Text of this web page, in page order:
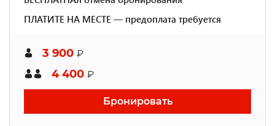
ПЛАТИТЕ НА МЕСТЕ — предоплата требуется
3 900 ₽
4 400 ₽
Бронировать